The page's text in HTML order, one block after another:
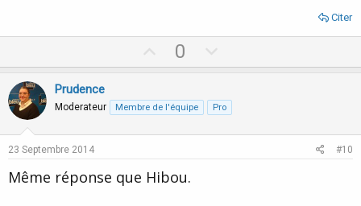
Citer
p
o
0
o
n
Prudence
Moderateur Membre de l'équipe Pro
23 Septembre 2014 #10
Même réponse que Hibou.